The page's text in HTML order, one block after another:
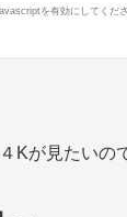
Kが見たいの